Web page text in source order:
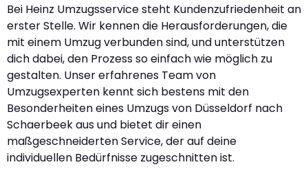
Bei Heinz Umzugsservice steht Kundenzufriedenheit an
erster Stelle. Wir kennen die Herausforderungen, die
mit einem Umzug verbunden sind, und unterstützen
dich dabei, den Prozess so einfach wie möglich zu
gestalten. Unser erfahrenes Team von
Umzugsexperten kennt sich bestens mit den
Besonderheiten eines Umzugs von Düsseldorf nach
Schaerbeek aus und bietet dir einen
maßgeschneiderten Service, der auf deine
individuellen Bedürfnisse zugeschnitten ist.